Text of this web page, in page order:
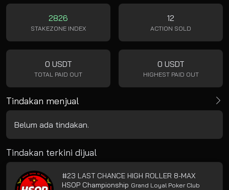
2826
STAKEZONE INDEX
12
ACTION SOLD
0 USDT
TOTAL PAID OUT
0 USDT
HIGHEST PAID OUT
Tindakan menjual
Belum ada tindakan.
Tindakan terkini dijual
#23 LAST CHANCE HIGH ROLLER 8-MAX
HSOP Championship Grand Loyal Poker Club